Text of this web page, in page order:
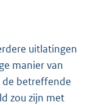
uitlatingen
manier van
de betreffende
zou zijn met